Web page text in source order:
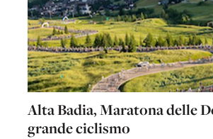
Alta Badia, Maratona delle
grande ciclismo